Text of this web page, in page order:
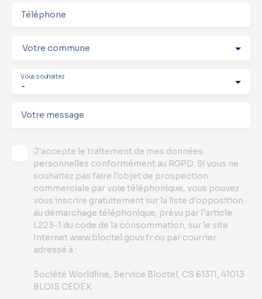
Téléphone
Votre commune
-
Vous souhaitez
Votre message
J'accepte le traitement de mes données
personnelles conformément au RGPD. Si vous ne
souhaitez pas faire l'objet de prospection
commerciale par voie téléphonique, vous pouvez
vous inscrire gratuitement sur la liste d'opposition
au démarchage téléphonique, prévu par l'article
L223-1 du code de la consommation, sur le site
Internet www.bloctel.gouv.fr ou par courrier
adressé à :
Société Worldline, Service Bloctel, CS 61311, 41013
BLOIS CEDEX.